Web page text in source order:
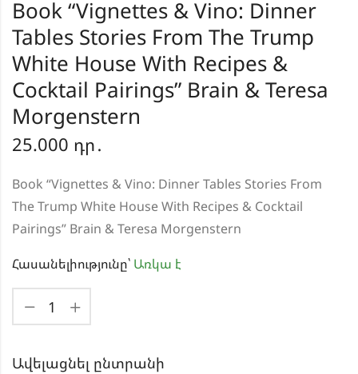
Book “Vignettes & Vino: Dinner
Tables Stories From The Trump
White House With Recipes &
Cocktail Pairings” Brain & Teresa
Morgenstern
25.000 դր․
Book “Vignettes & Vino: Dinner Tables Stories From
The Trump White House With Recipes & Cocktail
Pairings” Brain & Teresa Morgenstern
Հասանելիությունը՝ Առկա է
Ավելացնել ընտրանի